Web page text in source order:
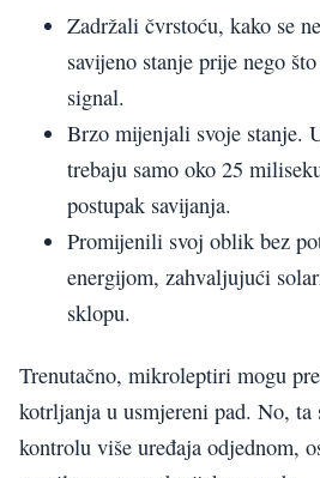
Zadržali čvrstoću, kako se
savijeno stanje prije nego
signal.
Brzo mijenjali svoje stanje.
trebaju samo oko 25
postupak savijanja.
Promijenili svoj oblik bez
energijom, zahvaljujući
sklopu.
Trenutačno, mikroleptiri mogu
kotrljanja u usmjereni pad. No, ta
kontrolu više uređaja odjednom,